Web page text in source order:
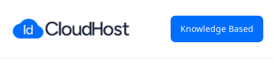
Knowledge Based